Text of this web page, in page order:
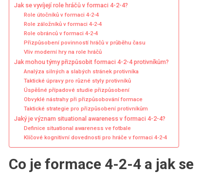
Jak se vyvíjejí role hráčů v formaci 4-2-4?
Role útočníků v formaci 4-2-4
Role záložníků v formaci 4-2-4
Role obránců v formaci 4-2-4
Přizpůsobení povinností hráčů v průběhu času
Vliv moderní hry na role hráčů
Jak mohou týmy přizpůsobit formaci 4-2-4 protivníkům?
Analýza silných a slabých stránek protivníka
Taktické úpravy pro různé styly protivníků
Úspěšné případové studie přizpůsobení
Obvyklé nástrahy při přizpůsobování formace
Taktické strategie pro přizpůsobení protivníkům
Jaký je význam situational awareness v formaci 4-2-4?
Definice situational awareness ve fotbale
Klíčové kognitivní dovednosti pro hráče v formaci 4-2-4
Co je formace 4-2-4 a jak se